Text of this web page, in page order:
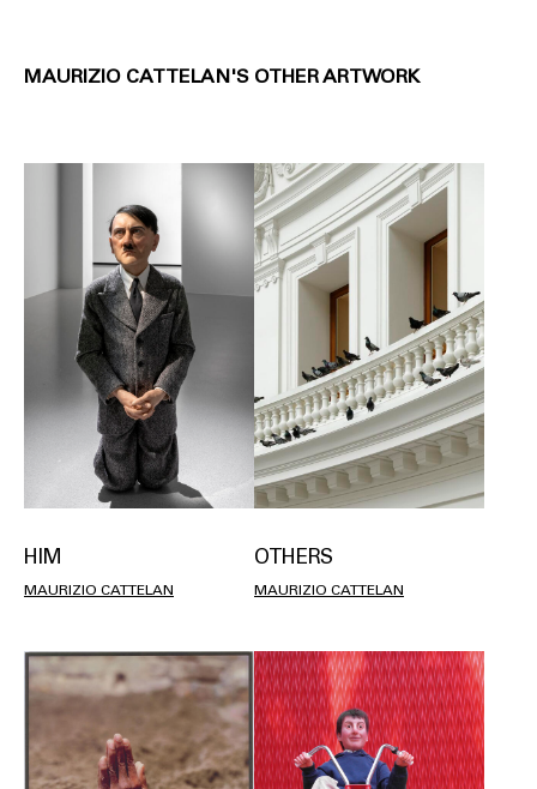
MAURIZIO CATTELAN'S OTHER ARTWORK
HIM
MAURIZIO CATTELAN
OTHERS
MAURIZIO CATTELAN